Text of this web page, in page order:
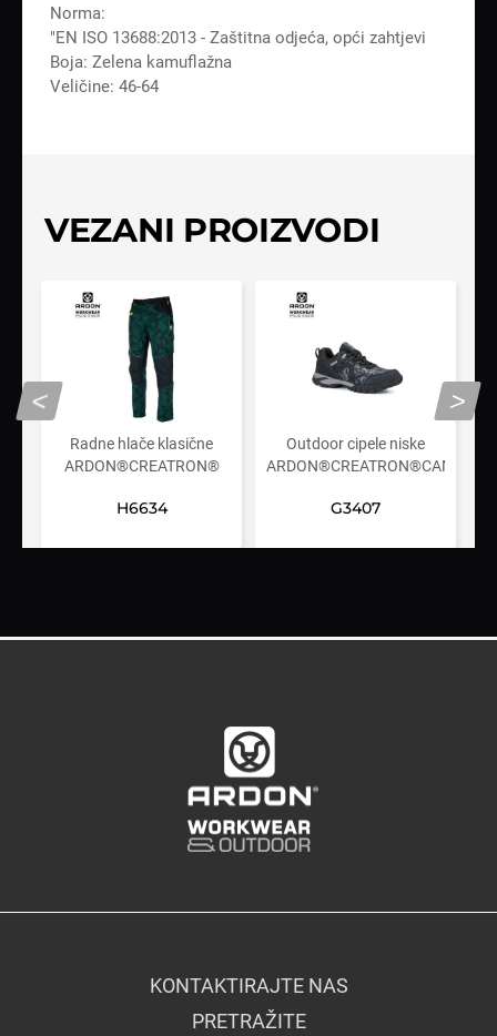
Norma:
"EN ISO 13688:2013 - Zaštitna odjeća, opći zahtjevi
Boja: Zelena kamuflažna
Veličine: 46-64
VEZANI PROIZVODI
<
Radne hlače klasične
ARDON®CREATRON®
H6634
Outdoor cipele niske
ARDON®CREATRON®CAMO
G3407
>
KONTAKTIRAJTE NAS
PRETRAŽITE